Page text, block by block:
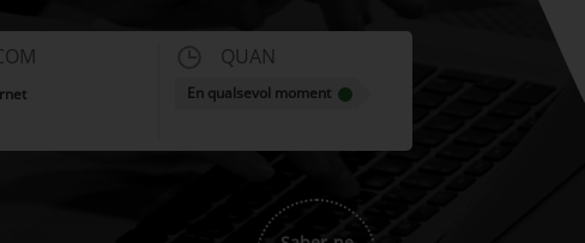
QUAN
En qualsevol moment